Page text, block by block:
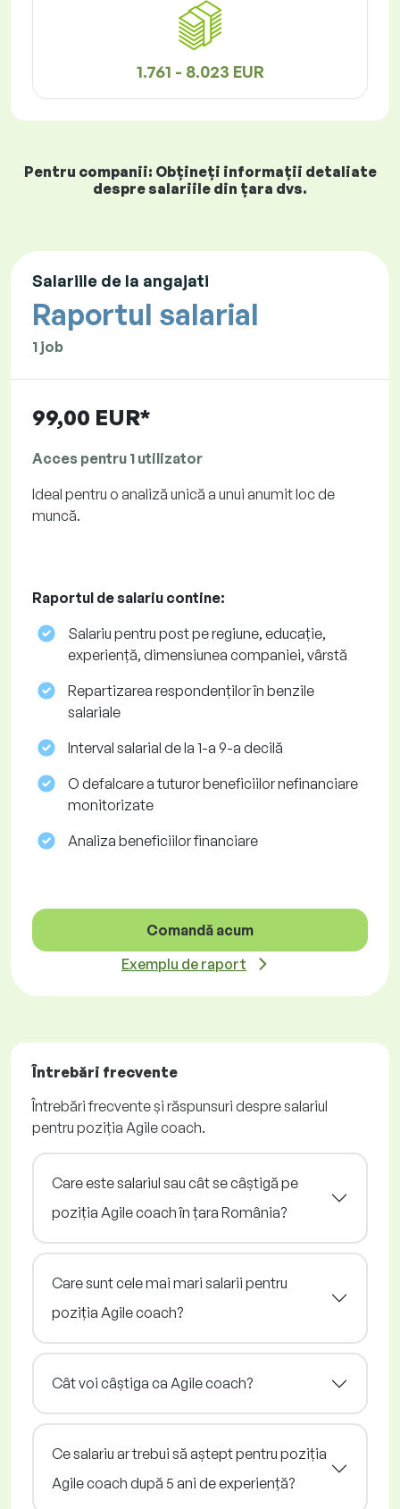
1.761 - 8.023 EUR
Pentru companii: Obțineți informații detaliate
despre salariile din țara dvs.
Salariile de la angajati
Raportul salarial
1 job
99,00 EUR*
Acces pentru 1 utilizator
Ideal pentru o analiză unică a unui anumit loc de
muncă.
Raportul de salariu contine:
Salariu pentru post pe regiune, educație,
experiență, dimensiunea companiei, vârstă
Repartizarea respondenților în benzile
salariale
Interval salarial de la 1-a 9-a decilă
O defalcare a tuturor beneficiilor nefinanciare
monitorizate
Analiza beneficiilor financiare
Comandă acum
Exemplu de raport
Întrebări frecvente
Întrebări frecvente și răspunsuri despre salariul
pentru poziția Agile coach.
Care este salariul sau cât se câștigă pe
poziția Agile coach în țara România?
Care sunt cele mai mari salarii pentru
poziția Agile coach?
Cât voi câștiga ca Agile coach?
Ce salariu ar trebui să aștept pentru poziția
Agile coach după 5 ani de experiență?